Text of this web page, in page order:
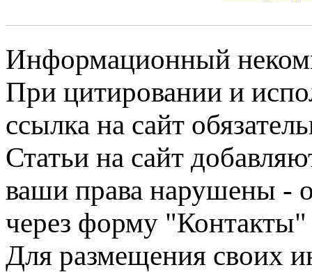
Информационный
При цитировании и
ссылка на сайт
Статьи на сайт
ваши права нарушены -
через форму "Контакты"
Для размещения своих